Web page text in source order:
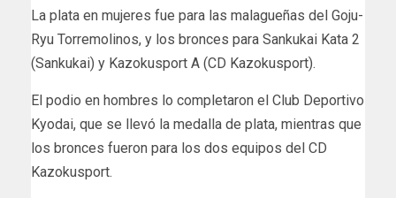
La plata en mujeres fue para las malagueñas del Goju-
Ryu Torremolinos, y los bronces para Sankukai Kata 2
(Sankukai) y Kazokusport A (CD Kazokusport).
El podio en hombres lo completaron el Club Deportivo
Kyodai, que se llevó la medalla de plata, mientras que
los bronces fueron para los dos equipos del CD
Kazokusport.